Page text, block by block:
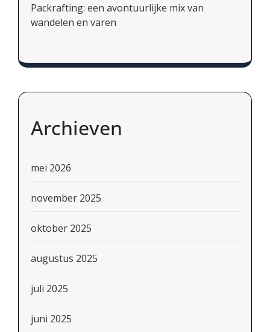
Packrafting: een avontuurlijke mix van
wandelen en varen
Archieven
mei 2026
november 2025
oktober 2025
augustus 2025
juli 2025
juni 2025